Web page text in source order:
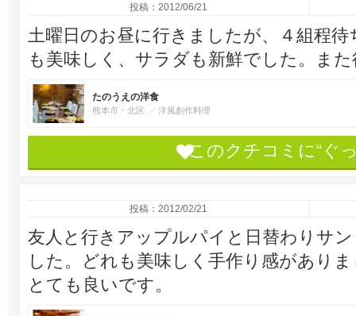
投稿：2012/06/21
土曜日のお昼に行きましたが、４組程
も美味しく、サラダも新鮮でした。ま
たのうえの洋食
熊本市・北区 洋風創作料理
このクチコミに“ぐ
投稿：2012/02/21
友人と行きアップルパイと日替わりサ
した。どれも美味しく手作り感があり
とても良いです。